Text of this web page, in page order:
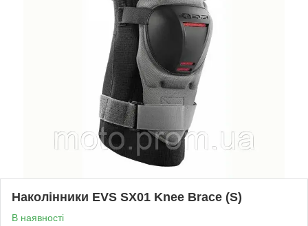
Наколінники EVS SX01 Knee Brace (S)
В наявності